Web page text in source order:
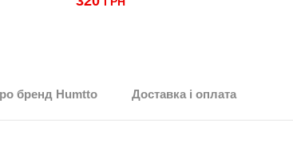
бренд Humtto Доставка і оплата